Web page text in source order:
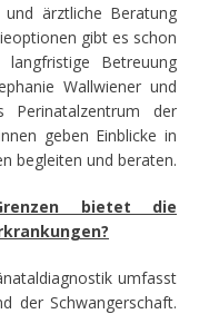
ärztliche Beratung
gibt es schon
Betreuung
Wallwiener und
der
geben Einblicke in
begleiten und beraten.
bietet die
umfasst
der Schwangerschaft.